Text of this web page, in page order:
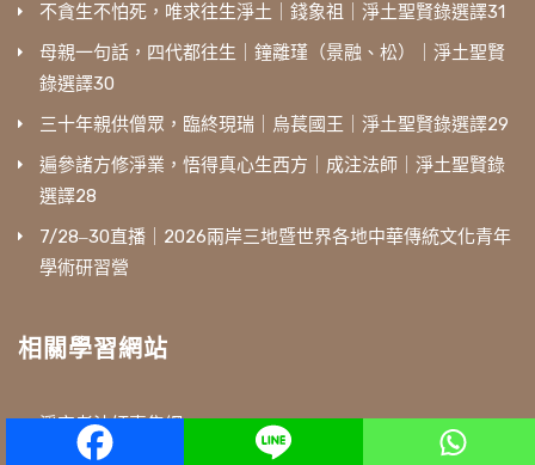
不貪生不怕死，唯求往生淨土｜錢象祖｜淨土聖賢錄選譯31
母親一句話，四代都往生｜鐘離瑾（景融、松）｜淨土聖賢
錄選譯30
三十年親供僧眾，臨終現瑞｜烏萇國王｜淨土聖賢錄選譯29
遍參諸方修淨業，悟得真心生西方｜成注法師｜淨土聖賢錄
選譯28
7/28‒30直播｜2026兩岸三地暨世界各地中華傳統文化青年
學術研習營
相關學習網站
淨空老法師專集網